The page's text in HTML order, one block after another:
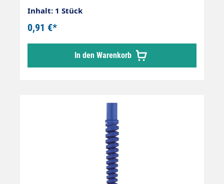
Inhalt: 1 Stück
0,91 €*
In den Warenkorb